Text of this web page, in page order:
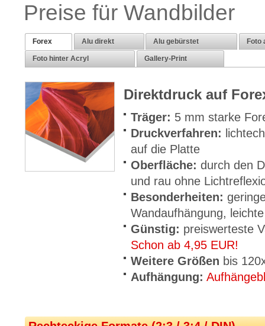
Preise für Wandbilder
Forex Alu direkt Alu gebürstet Foto
Foto hinter Acryl Gallery-Print
Direktdruck auf
Träger: 5 mm starke
Druckverfahren:
auf die Platte
Oberfläche: durch den
und rau ohne
Besonderheiten:
Wandaufhängung,
Günstig: preiswerteste
Schon ab 4,95 EUR!
Weitere Größen bis
Aufhängung: